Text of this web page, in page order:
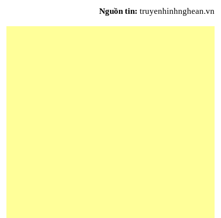
Nguồn tin: truyenhinhnghean.vn